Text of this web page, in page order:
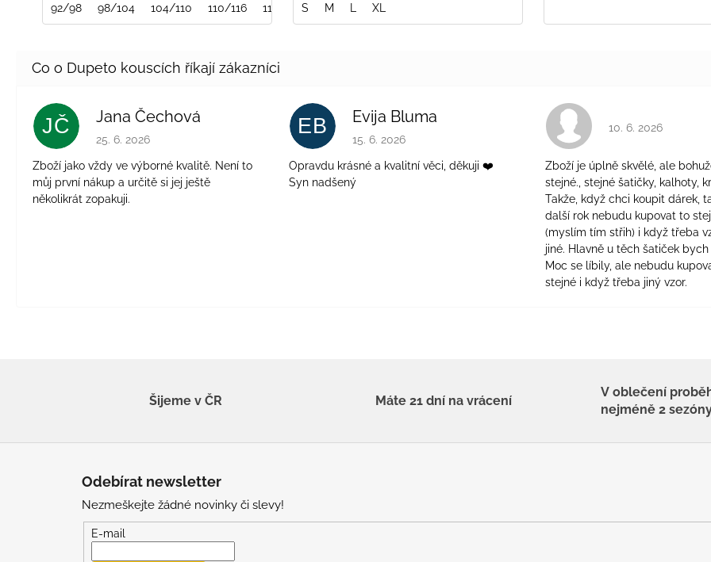
92/98 98/104 104/110 110/116 116/122 S M XL
JČ Jana Čechová
Hodnocení obchodu je 5 z 5 hvězdiček.
25. 6. 2026
Zboží jako vždy ve výborné kvalitě. Není to
můj první nákup a určitě si jej ještě
několikrát zopakuji.
EB Evija Bluma
Hodnocení obchodu je 5 z 5 hvězdiček.
15. 6. 2026
Opravdu krásné a kvalitní věci, děkuji ❤️
Syn nadšený
Hodnocení
10. 6. 2026
Zboží je úplně skvělé, ale
stejné., stejné šatičky, kalhoty,
Takže, když chci koupit dárek,
další rok nebudu kupovat to
(myslím tím střih) i když třeba
jiné. Hlavně u těch šatiček
Moc se líbily, ale nebudu
stejné i když třeba jiný vzor.
Šijeme v ČR Máte 21 dní na vrácení
V oblečení
nejméně 2
Odebírat newsletter
Nezmeškejte žádné novinky či slevy!
E-mail